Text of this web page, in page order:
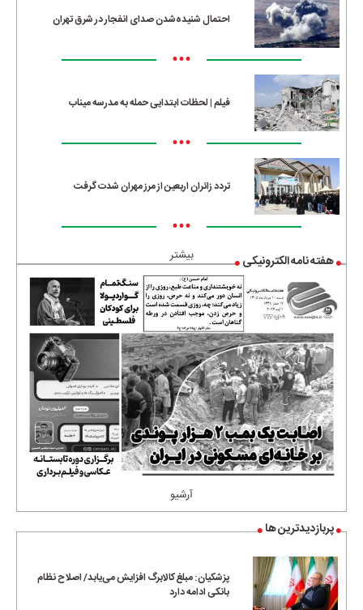
احتمال شنیده‌شدن صدای انفجار در شرق تهران
•••
فیلم | لحظات ابتدایی حمله به مدرسه میناب
•••
تردد زائران اربعین از مرز مهران شدت گرفت
•••
بیشتر هفته نامه الکترونیکی
آرشیو
پربازدیدترین ها
پزشکیان: مبلغ کالابرگ افزایش می‌یابد/ اصلاح نظام
بانکی ادامه دارد